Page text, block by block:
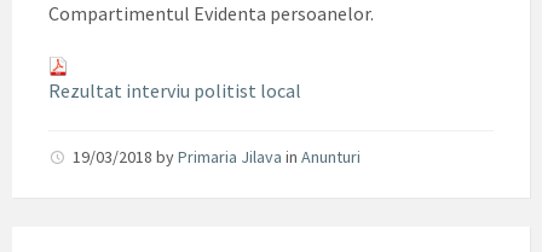
Compartimentul Evidenta persoanelor.
Rezultat interviu politist local
19/03/2018 byPrimaria Jilava in Anunturi